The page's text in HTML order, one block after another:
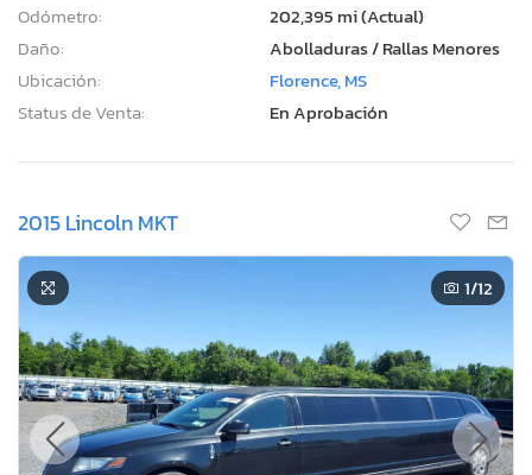
Odómetro:
202,395 mi (Actual)
Daño:
Abolladuras / Rallas Menores
Ubicación:
Florence, MS
Status de Venta:
En Aprobación
2015 Lincoln MKT
1/12